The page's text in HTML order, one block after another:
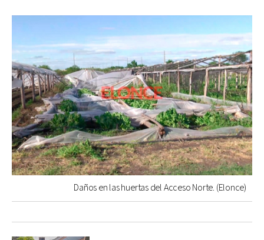
Daños en las huertas del Acceso Norte. (Elonce)